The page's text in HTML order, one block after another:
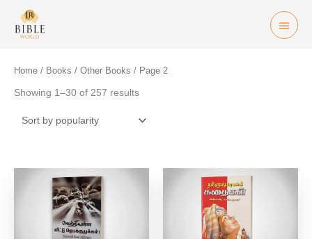
Home / Books / Other Books / Page 2
Showing 1–30 of 257 results